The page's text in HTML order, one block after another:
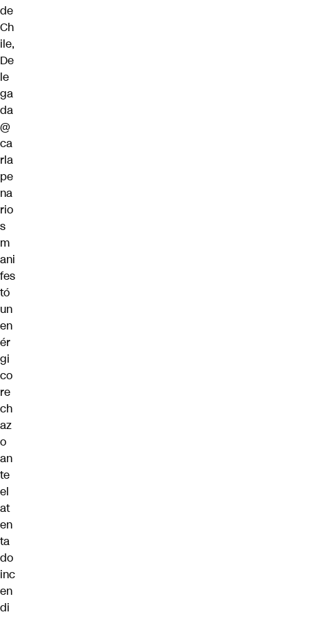
de
Ch
ile,
De
le
ga
da
@
ca
rla
pe
na
rio
s
m
ani
fes
tó
un
en
ér
gi
co
re
ch
az
o
an
te
el
at
en
ta
do
inc
en
di